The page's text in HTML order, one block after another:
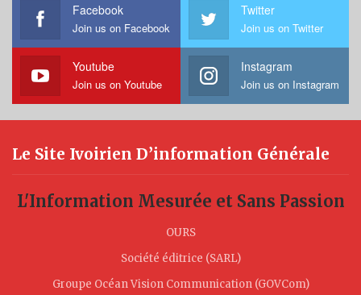
Facebook
Join us on Facebook
Twitter
Join us on Twitter
Youtube
Join us on Youtube
Instagram
Join us on Instagram
Le Site Ivoirien D’information Générale
L'Information Mesurée et Sans Passion
OURS
Société éditrice (SARL)
Groupe Océan Vision Communication (GOVCom)